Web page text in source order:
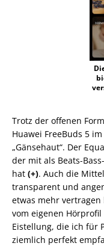
Trotz der offenen
Huawei FreeBuds 5
„Gänsehaut“. Der
der mit als Beats-
hat (+). Auch die
transparent und
etwas mehr
vom eigenen Hörprofil
Eistellung, die ich für
ziemlich perfekt